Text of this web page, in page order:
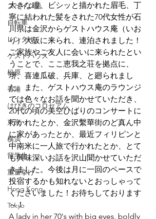
スペイン語
自転車
レンタル
ゲストハウス
松原
香港
はびきのコロセアム
東京
横浜
留学生
重量挙げ
Hong Kong
Tokyo
大きな瞳、ビシッと描かれた眉毛、丁
寧に結われた髪をされた70代女性が石
川県は金沢からゲストハウス庵（いお
り）大阪に来られ、連泊されました！
ご家族やご友人に会いに来られたとい
うことで、ここ恵我之荘を拠点に、
堺、喜連瓜破、兵庫、と廻られまし
た。また、ゲストハウス庵のラウンジ
では色々なお話を聞かせていただき、
20代の頃の美空ひばりのコンサートに
行かれたとか、金沢繫華街のど真ん中
に家があったとか、最近フィリピンと
中南米に一人旅で行かれたとか、とて
も興味深いお話を沢山聞かせていただ
きました。今後は月に一回のペースで
投宿するかも知れないとおっしゃって
くださいました！お待ちしております
～！
A lady in her 70's with big eyes, boldly